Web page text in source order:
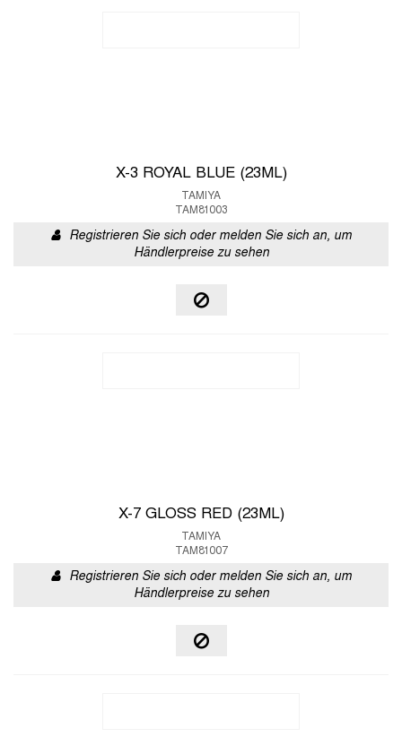
X-3 ROYAL BLUE (23ML)
TAMIYA
TAM81003
Registrieren Sie sich oder melden Sie sich an, um
Händlerpreise zu sehen
X-7 GLOSS RED (23ML)
TAMIYA
TAM81007
Registrieren Sie sich oder melden Sie sich an, um
Händlerpreise zu sehen